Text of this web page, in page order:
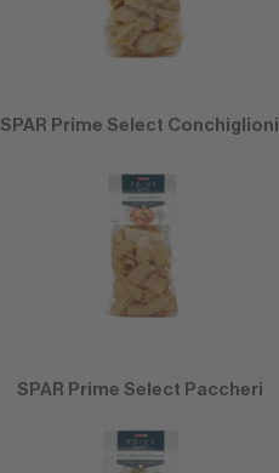
SPAR Prime Select Conchiglioni
SPAR Prime Select Paccheri